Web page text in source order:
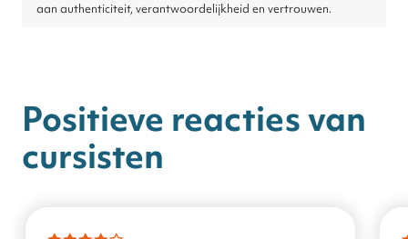
aan authenticiteit, verantwoordelijkheid en vertrouwen.
Positieve reacties van
cursisten